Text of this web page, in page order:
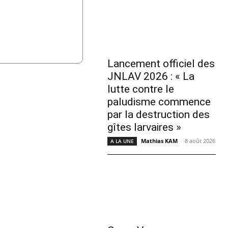
Lancement officiel des
JNLAV 2026 : « La
lutte contre le
paludisme commence
par la destruction des
gîtes larvaires »
A LA UNE Mathias KAM - 8 août 2026